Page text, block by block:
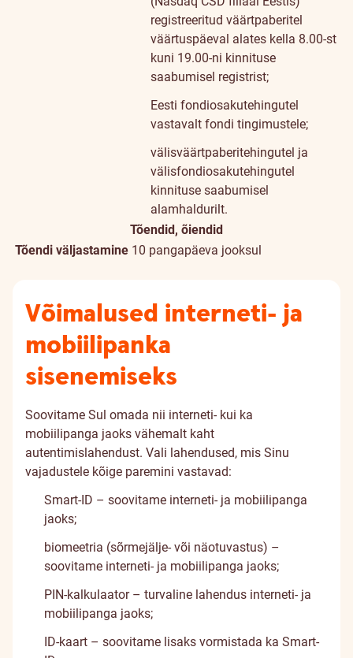
registreeritud väärtpaberitel
väärtuspäeval alates kella 8.00-st
kuni 19.00-ni kinnituse
saabumisel registrist;
Eesti fondiosakutehingutel
vastavalt fondi tingimustele;
välisväärtpaberitehingutel ja
välisfondiosakutehingutel
kinnituse saabumisel
alamhaldurilt.
Tõendid, õiendid
Tõendi väljastamine 10 pangapäeva jooksul
Võimalused interneti- ja
mobiilipanka
sisenemiseks
Soovitame Sul omada nii interneti- kui ka
mobiilipanga jaoks vähemalt kaht
autentimislahendust. Vali lahendused, mis Sinu
vajadustele kõige paremini vastavad:
Smart-ID – soovitame interneti- ja mobiilipanga
jaoks;
biomeetria (sõrmejälje- või näotuvastus) –
soovitame interneti- ja mobiilipanga jaoks;
PIN-kalkulaator – turvaline lahendus interneti- ja
mobiilipanga jaoks;
ID-kaart – soovitame lisaks vormistada ka Smart-